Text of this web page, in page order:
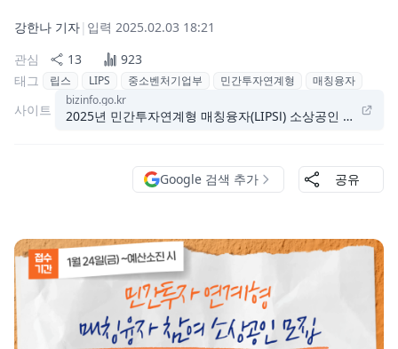
강한나 기자| 입력 2025.02.03 18:21
관심
13
923
태그
립스 LIPS 중소벤처기업부 민간투자연계형 매칭융자
사이트
bizinfo.go.kr
2025년 민간투자연계형 매칭융자(LIPSⅠ) 소상공인 모집 공고
Google 검색 추가 공유